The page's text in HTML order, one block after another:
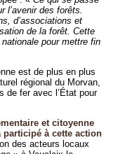
l’avenir des forêts.
d’associations et
de la forêt. Cette
pour mettre fin
est de plus en plus
régional du Morvan,
de fer avec l’État pour
et citoyenne
à cette action
des acteurs locaux